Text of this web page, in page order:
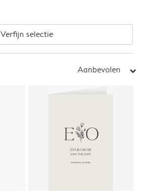
Verfijn selectie
Aanbevolen arrow_right